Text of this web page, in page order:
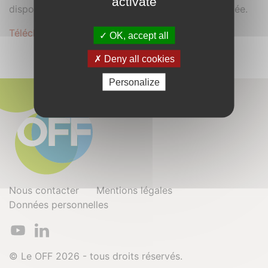
dispositif innovant de ventilation naturelle contrôlée.
Télécharger le dossier complet au format .PDF
Nous contacter
Mentions légales
Données personnelles
© Le OFF 2026 - tous droits réservés.
OK, accept all
Deny all cookies
Personalize